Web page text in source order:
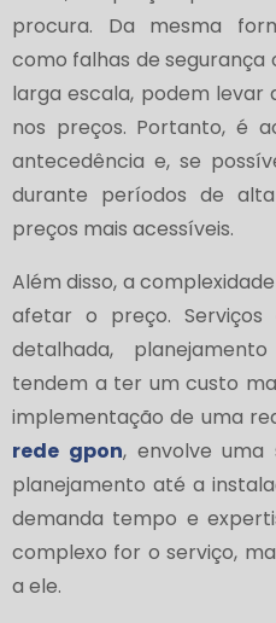
procura. Da mesma
como falhas de
larga escala, podem
nos preços. Portanto, é
antecedência e, se
durante períodos de
preços mais acessíveis.
Além disso, a
afetar o preço. Serviços
detalhada,
tendem a ter um custo
implementação de uma
rede gpon, envolve uma
planejamento até a
demanda tempo e
complexo for o serviço,
a ele.